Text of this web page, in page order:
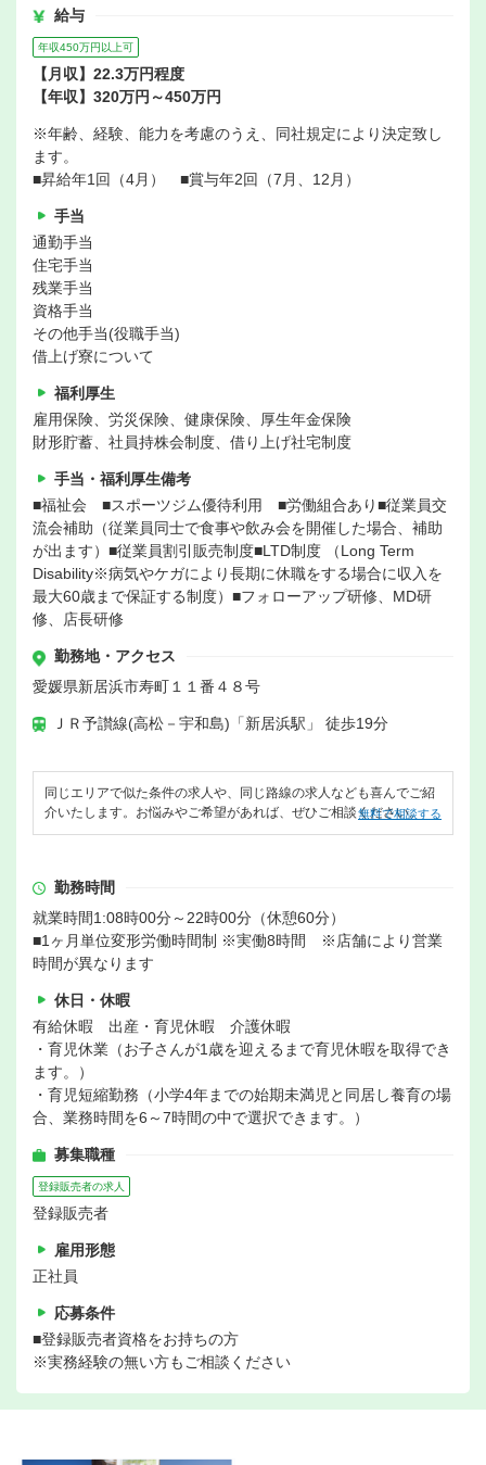
給与
年収450万円以上可
【月収】22.3万円程度
【年収】320万円～450万円
※年齢、経験、能力を考慮のうえ、同社規定により決定致し
ます。
■昇給年1回（4月） ■賞与年2回（7月、12月）
手当
通勤手当
住宅手当
残業手当
資格手当
その他手当(役職手当)
借上げ寮について
福利厚生
雇用保険、労災保険、健康保険、厚生年金保険
財形貯蓄、社員持株会制度、借り上げ社宅制度
手当・福利厚生備考
■福祉会 ■スポーツジム優待利用 ■労働組合あり■従業員交
流会補助（従業員同士で食事や飲み会を開催した場合、補助
が出ます）■従業員割引販売制度■LTD制度 （Long Term
Disability※病気やケガにより長期に休職をする場合に収入を
最大60歳まで保証する制度）■フォローアップ研修、MD研
修、店長研修
勤務地・アクセス
愛媛県新居浜市寿町１１番４８号
ＪＲ予讃線(高松－宇和島)「新居浜駅」 徒歩19分
同じエリアで似た条件の求人や、同じ路線の求人なども喜んでご紹
介いたします。お悩みやご希望があれば、ぜひご相談ください。
無料で相談する
勤務時間
就業時間1:08時00分～22時00分（休憩60分）
■1ヶ月単位変形労働時間制 ※実働8時間 ※店舗により営業
時間が異なります
休日・休暇
有給休暇 出産・育児休暇 介護休暇
・育児休業（お子さんが1歳を迎えるまで育児休暇を取得でき
ます。）
・育児短縮勤務（小学4年までの始期未満児と同居し養育の場
合、業務時間を6～7時間の中で選択できます。）
募集職種
登録販売者の求人
登録販売者
雇用形態
正社員
応募条件
■登録販売者資格をお持ちの方
※実務経験の無い方もご相談ください